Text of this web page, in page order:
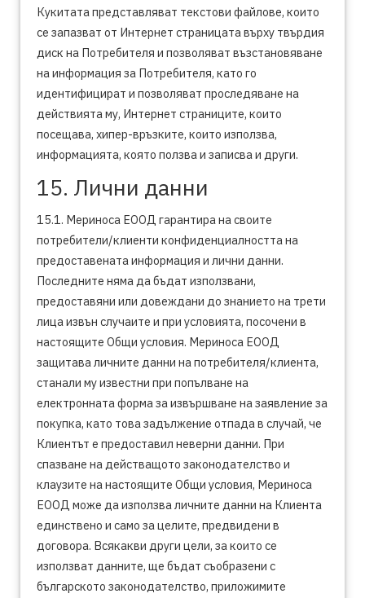
Кукитата представляват текстови файлове, които
се запазват от Интернет страницата върху твърдия
диск на Потребителя и позволяват възстановяване
на информация за Потребителя, като го
идентифицират и позволяват проследяване на
действията му, Интернет страниците, които
посещава, хипер-връзките, които използва,
информацията, която ползва и записва и други.
15. Лични данни
15.1. Мериноса ЕООД гарантира на своите
потребители/клиенти конфиденциалността на
предоставената информация и лични данни.
Последните няма да бъдат използвани,
предоставяни или довеждани до знанието на трети
лица извън случаите и при условията, посочени в
настоящите Общи условия. Мериноса ЕООД
защитава личните данни на потребителя/клиента,
станали му известни при попълване на
електронната форма за извършване на заявление за
покупка, като това задължение отпада в случай, че
Клиентът е предоставил неверни данни. При
спазване на действащото законодателство и
клаузите на настоящите Общи условия, Мериноса
ЕООД може да използва личните данни на Клиента
единствено и само за целите, предвидени в
договора. Всякакви други цели, за които се
използват данните, ще бъдат съобразени с
българското законодателство, приложимите